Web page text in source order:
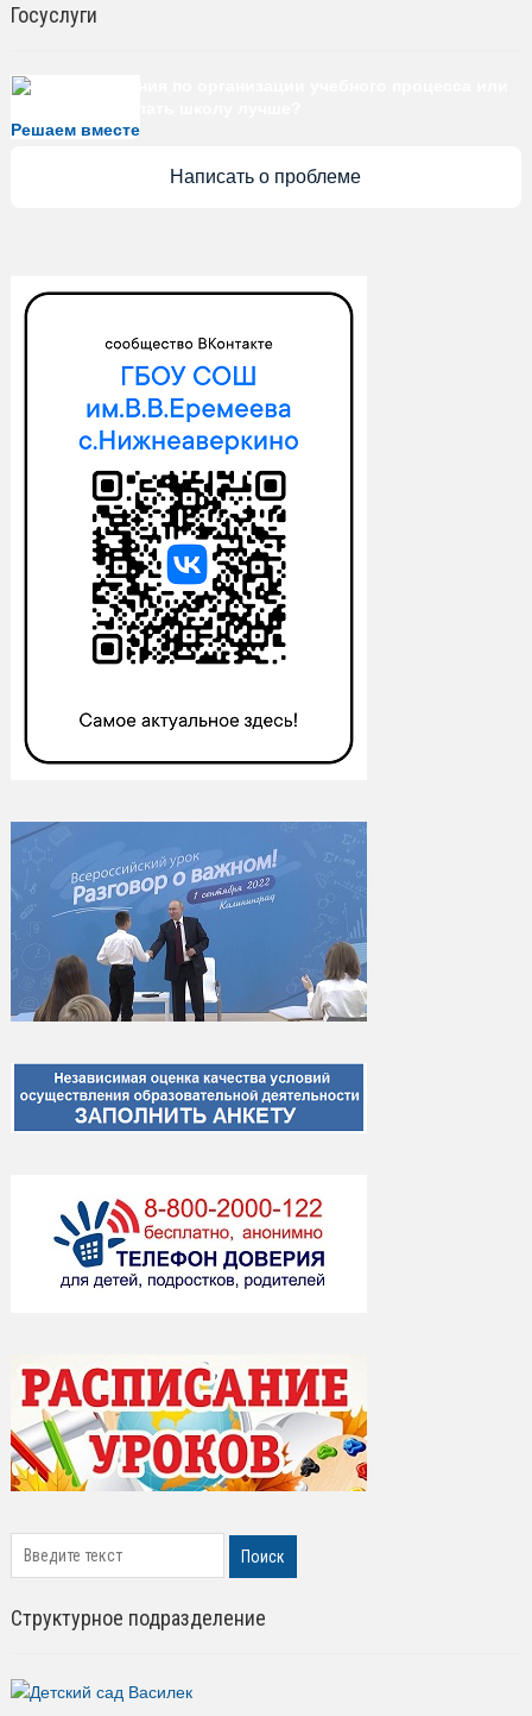
Госуслуги
Решаем вместе
Есть предложения по организации учебного процесса или
Написать о проблеме
search
Поиск
Структурное подразделение